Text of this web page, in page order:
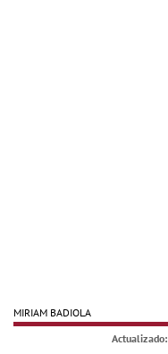
MIRIAM BADIOLA
Actualizado: